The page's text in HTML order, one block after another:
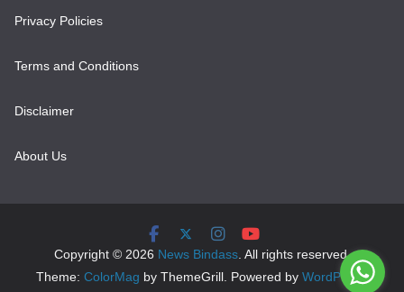
Privacy Policies
Terms and Conditions
Disclaimer
About Us
Copyright © 2026 News Bindass. All rights reserved.
Theme: ColorMag by ThemeGrill. Powered by WordPress.